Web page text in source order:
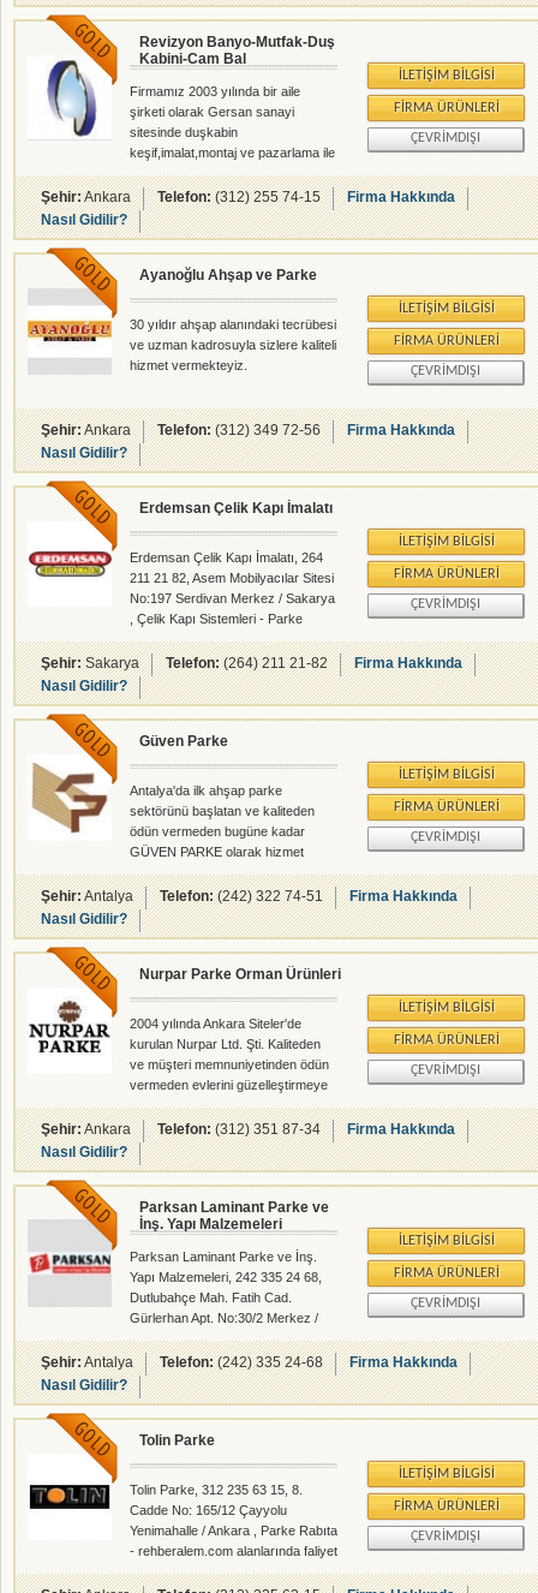
Revizyon Banyo-Mutfak-Duş
Kabini-Cam Bal
Firmamız 2003 yılında bir aile
şirketi olarak Gersan sanayi
sitesinde duşkabin
keşif,imalat,montaj ve pazarlama ile
hizmet vermeye başladıktan 1 yıl
sonra siz saygı değer
bayilerimizinde teşvik ve
katkılarıyla 2004 yılı ocak ayında
ürün yelpazesine
mutfak,banyo,vestiyer,gömme
dolap ve her türlü dekorasyon
sizlere ve siz bayilerimizin
müşterilerinede özel tasarımlarıyla
hitap edebilen üretimin yanı sıra
yapısını ciddi ve disiplinli bir hizmet
anlayışıyla yapara
İLETIŞIM BILGISI
FIRMA ÜRÜNLERI
ÇEVRIMDIŞI
Şehir:Ankara Telefon:(312) 255 74-15
Firma Hakkında
Nasıl Gidilir?
Ayanoğlu Ahşap ve Parke
30 yıldır ahşap alanındaki tecrübesi
ve uzman kadrosuyla sizlere kaliteli
hizmet vermekteyiz.
İLETIŞIM BILGISI
FIRMA ÜRÜNLERI
ÇEVRIMDIŞI
Şehir:Ankara Telefon:(312) 349 72-56
Firma Hakkında
Nasıl Gidilir?
Erdemsan Çelik Kapı İmalatı
Erdemsan Çelik Kapı İmalatı, 264
211 21 82, Asem Mobilyacılar Sitesi
No:197 Serdivan Merkez / Sakarya
, Çelik Kapı Sistemleri - Parke
Rabıta - rehberalem.com
alanlarında faliyet gösteren
firmamızdır.
İLETIŞIM BILGISI
FIRMA ÜRÜNLERI
ÇEVRIMDIŞI
Şehir:Sakarya Telefon:(264) 211 21-82
Firma Hakkında
Nasıl Gidilir?
Güven Parke
Antalya'da ilk ahşap parke
sektörünü başlatan ve kaliteden
ödün vermeden bugüne kadar
GÜVEN PARKE olarak hizmet
vermekteyiz.
İLETIŞIM BILGISI
FIRMA ÜRÜNLERI
ÇEVRIMDIŞI
Şehir:Antalya Telefon:(242) 322 74-51
Firma Hakkında
Nasıl Gidilir?
Nurpar Parke Orman Ürünleri
2004 yılında Ankara Siteler'de
kurulan Nurpar Ltd. Şti. Kaliteden
ve müşteri memnuniyetinden ödün
vermeden evlerini güzelleştirmeye
devam ediyor.
İLETIŞIM BILGISI
FIRMA ÜRÜNLERI
ÇEVRIMDIŞI
Şehir:Ankara Telefon:(312) 351 87-34
Firma Hakkında
Nasıl Gidilir?
Parksan Laminant Parke ve
İnş. Yapı Malzemeleri
Parksan Laminant Parke ve İnş.
Yapı Malzemeleri, 242 335 24 68,
Dutlubahçe Mah. Fatih Cad.
Gürlerhan Apt. No:30/2 Merkez /
Antalya , Yapı İnşaat Malzemecileri
- Parke Rabıta - rehberalem.com
alanlarında faliyet gösteren
firmamızdır.
İLETIŞIM BILGISI
FIRMA ÜRÜNLERI
ÇEVRIMDIŞI
Şehir:Antalya Telefon:(242) 335 24-68
Firma Hakkında
Nasıl Gidilir?
Tolin Parke
Tolin Parke, 312 235 63 15, 8.
Cadde No: 165/12 Çayyolu
Yenimahalle / Ankara , Parke Rabıta
- rehberalem.com alanlarında faliyet
gösteren firmamızdır.
İLETIŞIM BILGISI
FIRMA ÜRÜNLERI
ÇEVRIMDIŞI